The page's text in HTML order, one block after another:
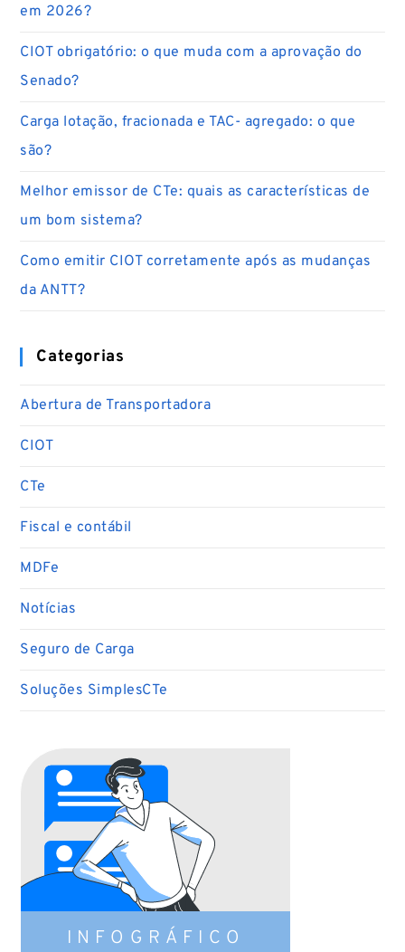
em 2026?
CIOT obrigatório: o que muda com a aprovação do
Senado?
Carga lotação, fracionada e TAC- agregado: o que
são?
Melhor emissor de CTe: quais as características de
um bom sistema?
Como emitir CIOT corretamente após as mudanças
da ANTT?
Categorias
Abertura de Transportadora
CIOT
CTe
Fiscal e contábil
MDFe
Notícias
Seguro de Carga
Soluções SimplesCTe
INFOGRÁFICO